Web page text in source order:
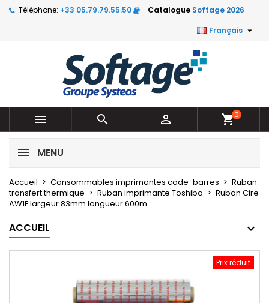
Téléphone: +33 05.79.79.55.50 Catalogue Softage 2026
Français 
   shopping_cart0
MENU
Accueil Consommables imprimantes code-barres
Ruban
transfert thermique
Ruban imprimante Toshiba
Ruban Cire
AW1F largeur 83mm longueur 600m
ACCUEIL
Prix réduit